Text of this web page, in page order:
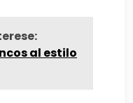
al estilo